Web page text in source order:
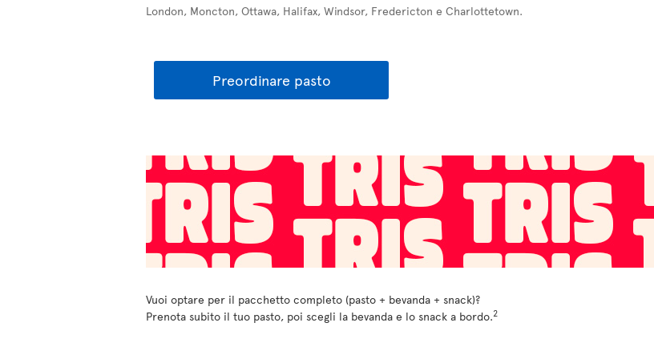
London, Moncton, Ottawa, Halifax, Windsor, Fredericton e Charlottetown.
Preordinare pasto
Vuoi optare per il pacchetto completo (pasto + bevanda + snack)?
Prenota subito il tuo pasto, poi scegli la bevanda e lo snack a bordo.2